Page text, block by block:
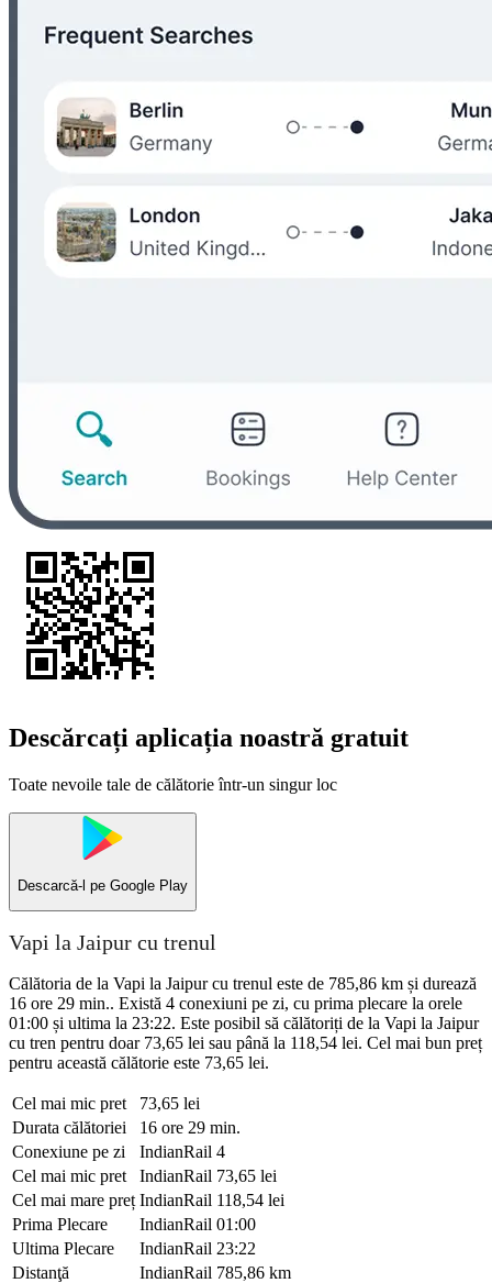
Descărcați aplicația noastră gratuit
Toate nevoile tale de călătorie într-un singur loc
Descarcă-l pe Google Play
Vapi la Jaipur cu trenul
Călătoria de la Vapi la Jaipur cu trenul este de 785,86 km și durează
16 ore 29 min.. Există 4 conexiuni pe zi, cu prima plecare la orele
01:00 și ultima la 23:22. Este posibil să călătoriți de la Vapi la Jaipur
cu tren pentru doar 73,65 lei sau până la 118,54 lei. Cel mai bun preț
pentru această călătorie este 73,65 lei.
Cel mai mic pret
73,65 lei
Durata călătoriei
16 ore 29 min.
Conexiune pe zi
IndianRail 4
Cel mai mic pret
IndianRail 73,65 lei
Cel mai mare preț IndianRail 118,54 lei
Prima Plecare
IndianRail 01:00
Ultima Plecare
IndianRail 23:22
Distanţă
IndianRail 785,86 km